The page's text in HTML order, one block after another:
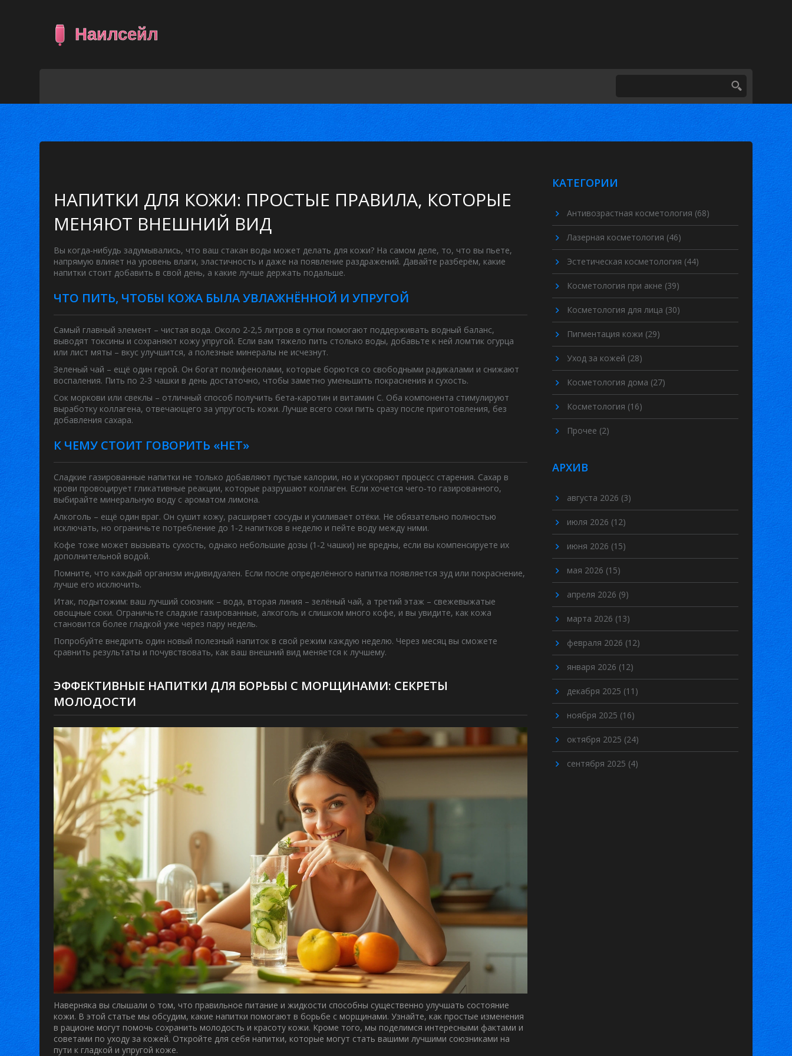
НАПИТКИ ДЛЯ КОЖИ: ПРОСТЫЕ ПРАВИЛА, КОТОРЫЕ
МЕНЯЮТ ВНЕШНИЙ ВИД
Вы когда‑нибудь задумывались, что ваш стакан воды может делать для кожи? На самом деле, то, что вы пьете,
напрямую влияет на уровень влаги, эластичность и даже на появление раздражений. Давайте разберём, какие
напитки стоит добавить в свой день, а какие лучше держать подальше.
ЧТО ПИТЬ, ЧТОБЫ КОЖА БЫЛА УВЛАЖНЁННОЙ И УПРУГОЙ
Самый главный элемент – чистая вода. Около 2‑2,5 литров в сутки помогают поддерживать водный баланс,
выводят токсины и сохраняют кожу упругой. Если вам тяжело пить столько воды, добавьте к ней ломтик огурца
или лист мяты – вкус улучшится, а полезные минералы не исчезнут.
Зеленый чай – ещё один герой. Он богат полифенолами, которые борются со свободными радикалами и снижают
воспаления. Пить по 2‑3 чашки в день достаточно, чтобы заметно уменьшить покраснения и сухость.
Сок моркови или свеклы – отличный способ получить бета‑каротин и витамин С. Оба компонента стимулируют
выработку коллагена, отвечающего за упругость кожи. Лучше всего соки пить сразу после приготовления, без
добавления сахара.
К ЧЕМУ СТОИТ ГОВОРИТЬ «НЕТ»
Сладкие газированные напитки не только добавляют пустые калории, но и ускоряют процесс старения. Сахар в
крови провоцирует гликативные реакции, которые разрушают коллаген. Если хочется чего‑то газированного,
выбирайте минеральную воду с ароматом лимона.
Алкоголь – ещё один враг. Он сушит кожу, расширяет сосуды и усиливает отёки. Не обязательно полностью
исключать, но ограничьте потребление до 1‑2 напитков в неделю и пейте воду между ними.
Кофе тоже может вызывать сухость, однако небольшие дозы (1‑2 чашки) не вредны, если вы компенсируете их
дополнительной водой.
Помните, что каждый организм индивидуален. Если после определённого напитка появляется зуд или покраснение,
лучше его исключить.
Итак, подытожим: ваш лучший союзник – вода, вторая линия – зелёный чай, а третий этаж – свежевыжатые
овощные соки. Ограничьте сладкие газированные, алкоголь и слишком много кофе, и вы увидите, как кожа
становится более гладкой уже через пару недель.
Попробуйте внедрить один новый полезный напиток в свой режим каждую неделю. Через месяц вы сможете
сравнить результаты и почувствовать, как ваш внешний вид меняется к лучшему.
ЭФФЕКТИВНЫЕ НАПИТКИ ДЛЯ БОРЬБЫ С МОРЩИНАМИ: СЕКРЕТЫ
МОЛОДОСТИ
Наверняка вы слышали о том, что правильное питание и жидкости способны существенно улучшать состояние
кожи. В этой статье мы обсудим, какие напитки помогают в борьбе с морщинами. Узнайте, как простые изменения
в рационе могут помочь сохранить молодость и красоту кожи. Кроме того, мы поделимся интересными фактами и
советами по уходу за кожей. Откройте для себя напитки, которые могут стать вашими лучшими союзниками на
пути к гладкой и упругой коже.
КАТЕГОРИИ
Антивозрастная косметология (68)
Лазерная косметология (46)
Эстетическая косметология (44)
Косметология при акне (39)
Косметология для лица (30)
Пигментация кожи (29)
Уход за кожей (28)
Косметология дома (27)
Косметология (16)
Прочее (2)
АРХИВ
августа 2026 (3)
июля 2026 (12)
июня 2026 (15)
мая 2026 (15)
апреля 2026 (9)
марта 2026 (13)
февраля 2026 (12)
января 2026 (12)
декабря 2025 (11)
ноября 2025 (16)
октября 2025 (24)
сентября 2025 (4)